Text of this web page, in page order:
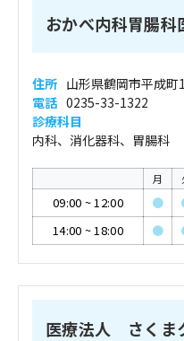
おかべ内科胃腸科
住所 山形県鶴岡市平成町
電話 0235-33-1322
診療科目
内科、消化器科、胃腸科
月
09:00 ~12:00 ●
14:00 ~18:00 ●
医療法人 さくま